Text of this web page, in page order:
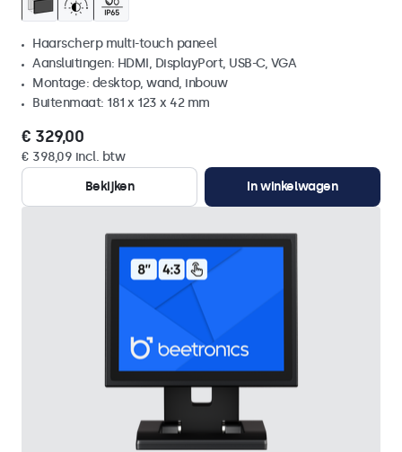
Haarscherp multi-touch paneel
Aansluitingen: HDMI, DisplayPort, USB-C, VGA
Montage: desktop, wand, inbouw
Buitenmaat: 181 x 123 x 42 mm
€ 329,00
€ 398,09 incl. btw
Bekijken
In winkelwagen